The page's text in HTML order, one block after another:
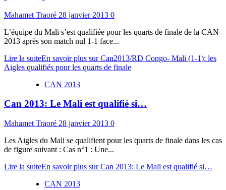
Mahamet Traoré 28 janvier 2013 0
L’équipe du Mali s’est qualifiée pour les quarts de finale de la CAN
2013 après son match nul 1-1 face...
Lire la suiteEn savoir plus sur Can2013/RD Congo- Mali (1-1): les
Aigles qualifiés pour les quarts de finale
CAN 2013
Can 2013: Le Mali est qualifié si…
Mahamet Traoré 28 janvier 2013 0
Les Aigles du Mali se qualifient pour les quarts de finale dans les cas
de figure suivant : Cas n°1 : Une...
Lire la suiteEn savoir plus sur Can 2013: Le Mali est qualifié si…
CAN 2013